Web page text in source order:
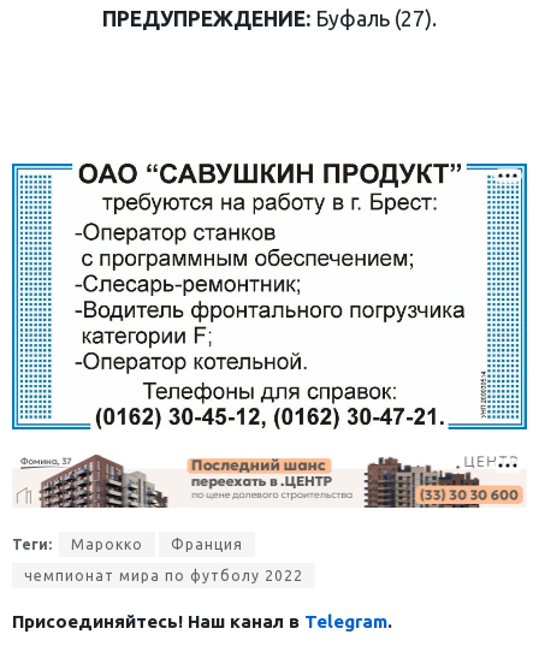
ПРЕДУПРЕЖДЕНИЕ: Буфаль (27).
Теги: Марокко
Франция
чемпионат мира по футболу 2022
Присоединяйтесь! Наш канал в Telegram.